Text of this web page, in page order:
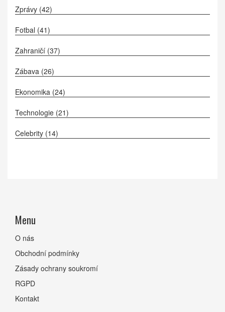
Zprávy (42)
Fotbal (41)
Zahraničí (37)
Zábava (26)
Ekonomika (24)
Technologie (21)
Celebrity (14)
Menu
O nás
Obchodní podmínky
Zásady ochrany soukromí
RGPD
Kontakt